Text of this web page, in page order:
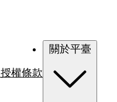
授權條款